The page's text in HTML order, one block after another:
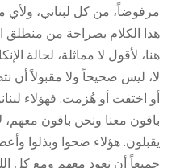
مرفوضاً، من كل لبناني،
هذا الكلام بصراحة من منطلق
هنا، لأقول لا مماثلة، لحالة
لا، ليس صحيحاً ولا مقبولاً أن
أو اختفت أو هُزمت. فهؤلاء
باقون معنا ونحن باقون
يقبلون. هؤلاء ضحوا وبذلوا
جميعاً أن نعود معهم ومع كل